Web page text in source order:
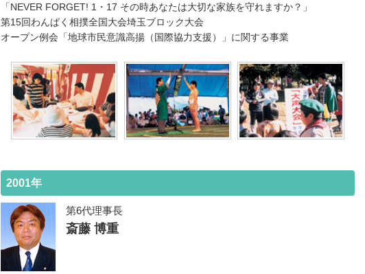
「NEVER FORGET! 1・17 その時あなたは大切な家族を守れますか？」
第15回わんぱく相撲全国大会埼玉ブロック大会
オープン例会「地球市民意識高揚（国際協力支援）」に関する事業
2001年
第6代理事長
斎藤 博重